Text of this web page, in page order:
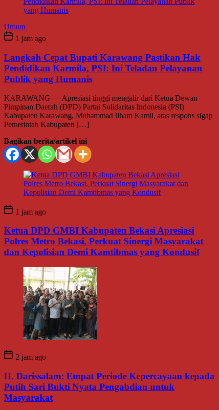
Umum
1 jam ago
Langkah Cepat Bupati Karawang Pastikan Hak
Pendidikan Karmila, PSI: Ini Teladan Pelayanan
Publik yang Humanis
KARAWANG — Apresiasi tinggi mengalir dari Ketua Dewan
Pimpinan Daerah (DPD) Partai Solidaritas Indonesia (PSI)
Kabupaten Karawang, Muhammad Ilham Kamil, atas respons sigap
Pemerintah Kabupaten […]
Bagikan berita/artikel ini
1 jam ago
Ketua DPD GMBI Kabupaten Bekasi Apresiasi
Polres Metro Bekasi, Perkuat Sinergi Masyarakat
dan Kepolisian Demi Kamtibmas yang Kondusif
2 jam ago
H. Darissalam: Empat Periode Kepercayaan kepada
Putih Sari Bukti Nyata Pengabdian untuk
Masyarakat